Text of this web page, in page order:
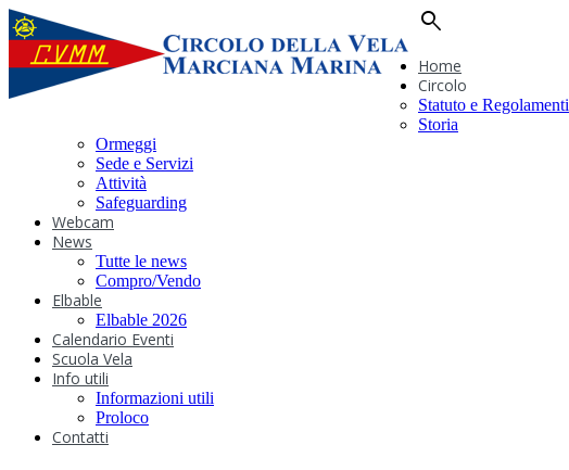
search
Home
Circolo
Statuto e Regolamenti
Storia
Ormeggi
Sede e Servizi
Attività
Safeguarding
Webcam
News
Tutte le news
Compro/Vendo
Elbable
Elbable 2026
Calendario Eventi
Scuola Vela
Info utili
Informazioni utili
Proloco
Contatti